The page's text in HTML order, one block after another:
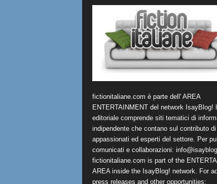
fictionitaliane.com è parte dell' AREA
ENTERTAINMENT del network IsayBlog!
editoriale comprende siti tematici di
indipendente che contano sul contributo di
appassionati ed esperti del settore. Per
comunicati e collaborazioni:
fictionitaliane.com is part of the
AREA inside the IsayBlog! network. For
press releases and other opportunities: